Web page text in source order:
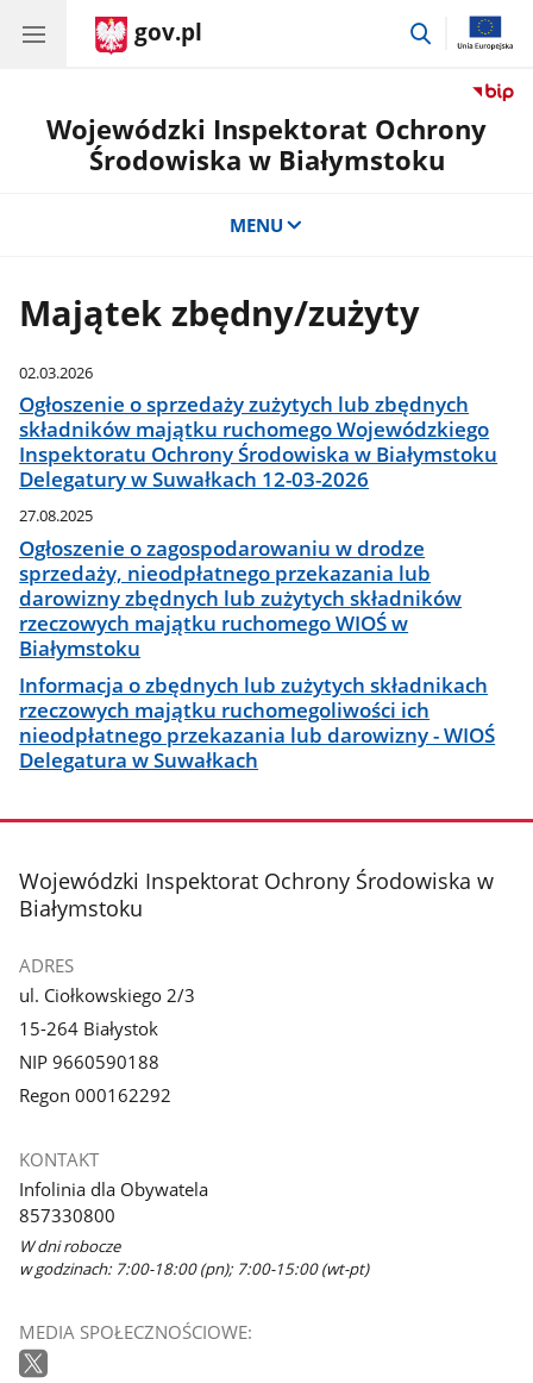
gov.pl
przejdź
Wojewódzki Inspektorat Ochrony
Środowiska w Białymstoku
MENU
Majątek zbędny/zużyty
02.03.2026
Ogłoszenie o sprzedaży zużytych lub zbędnych
składników majątku ruchomego Wojewódzkiego
Inspektoratu Ochrony Środowiska w Białymstoku
Delegatury w Suwałkach 12-03-2026
27.08.2025
Ogłoszenie o zagospodarowaniu w drodze
sprzedaży, nieodpłatnego przekazania lub
darowizny zbędnych lub zużytych składników
rzeczowych majątku ruchomego WIOŚ w
Białymstoku
Informacja o zbędnych lub zużytych składnikach
rzeczowych majątku ruchomegoliwości ich
nieodpłatnego przekazania lub darowizny - WIOŚ
Delegatura w Suwałkach
stopka
Wojewódzki Inspektorat Ochrony Środowiska w
Białymstoku
ADRES
ul. Ciołkowskiego 2/3
15-264 Białystok
NIP 9660590188
Regon 000162292
KONTAKT
Infolinia dla Obywatela
857330800
W dni robocze
w godzinach: 7:00-18:00 (pn); 7:00-15:00 (wt-pt)
MEDIA SPOŁECZNOŚCIOWE: